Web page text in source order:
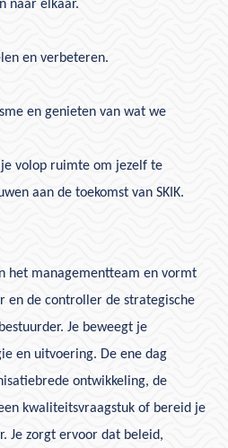
naar elkaar.
en verbeteren.
en genieten van wat we
volop ruimte om jezelf te
aan de toekomst van SKIK.
het managementteam en vormt
en de controller de strategische
Je beweegt je
en uitvoering. De ene dag
ontwikkeling, de
kwaliteitsvraagstuk of bereid je
Je zorgt ervoor dat beleid,